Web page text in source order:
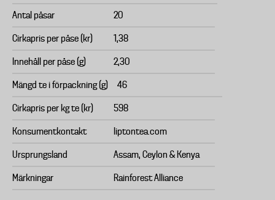
Antal påsar 20
Cirkapris per påse (kr) 1,38
Innehåll per påse (g) 2,30
Mängd te i förpackning (g) 46
Cirkapris per kg te (kr) 598
Konsumentkontakt liptontea.com
Ursprungsland Assam, Ceylon & Kenya
Märkningar Rainforest Alliance